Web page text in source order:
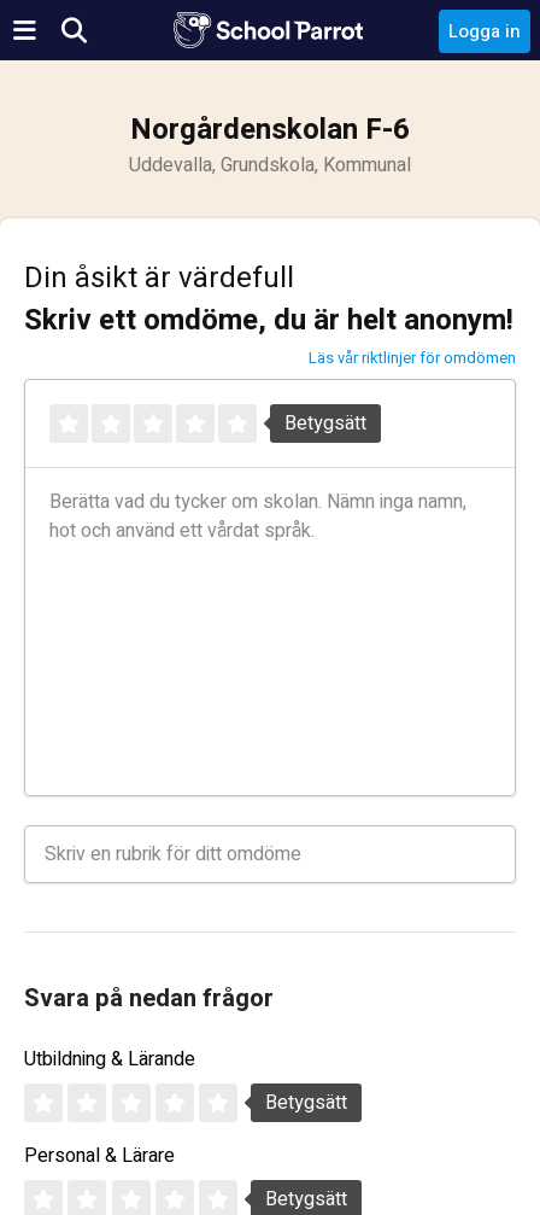
Logga in
Norgårdenskolan F-6
Uddevalla, Grundskola, Kommunal
Din åsikt är värdefull
Skriv ett omdöme, du är helt anonym!
Läs vår riktlinjer för omdömen
Betygsätt
Svara på nedan frågor
Utbildning & Lärande
Betygsätt
Personal & Lärare
Betygsätt